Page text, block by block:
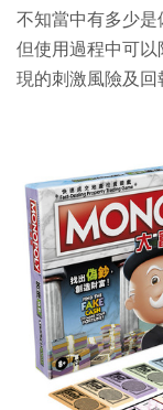
不知當中有多少是
但使用過程中可
現的刺激風險及